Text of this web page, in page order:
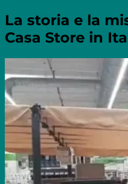
La storia e la
Casa Store in